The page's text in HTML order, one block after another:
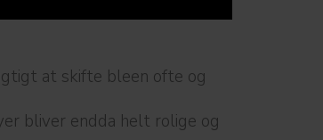
at skifte bleen ofte og
bliver endda helt rolige og